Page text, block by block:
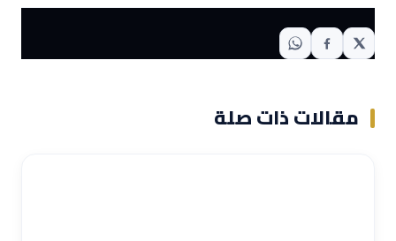
مقالات ذات صلة